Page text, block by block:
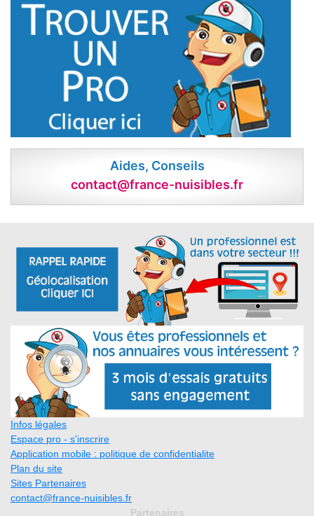
Aides, Conseils
contact@france-nuisibles.fr
Infos légales
Espace pro - s'inscrire
Application mobile : politique de confidentialite
Plan du site
Sites Partenaires
contact@france-nuisibles.fr
Partenaires